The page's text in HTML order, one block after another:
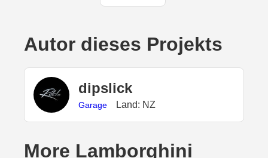
Autor dieses Projekts
dipslick
Garage Land: NZ
More Lamborghini